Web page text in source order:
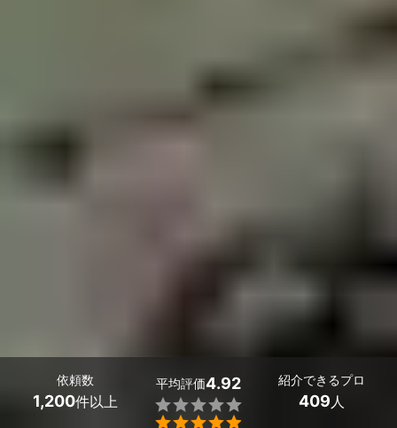
依頼数
1,200件以上
平均評価4.92


紹介できるプロ
409人